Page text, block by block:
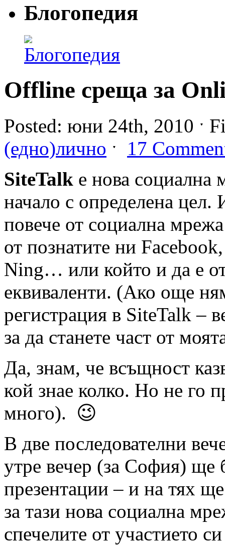
Блогопедия
Offline среща за
Posted: юни 24th, 2010 ˑ
(едно)лично ˑ 17
SiteTalk е нова социална
начало с определена цел.
повече от социална
от познатите ни
Ning… или който и да е
еквиваленти. (Ако още
регистрация в SiteTalk –
за да станете част от
Да, знам, че всъщност
кой знае колко. Но не го
много). 😉
В две последователни
утре вечер (за София) ще
презентации – и на тях
за тази нова социална
спечелите от участието